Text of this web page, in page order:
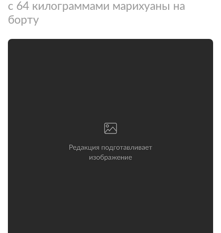
с 64 килограммами марихуаны на
борту